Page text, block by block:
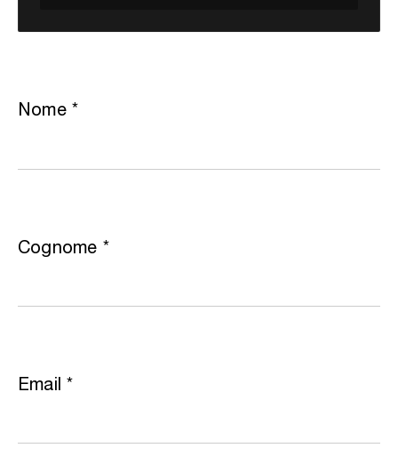
Nome*
Cognome *
Email *